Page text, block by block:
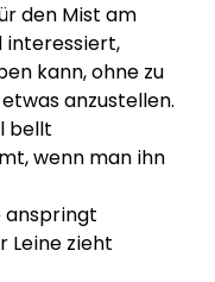
den Mist am
interessiert,
kann, ohne zu
anzustellen.
bellt
wenn man ihn
anspringt
Leine zieht